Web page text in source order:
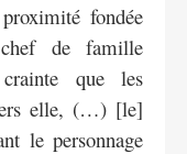
fondée
de famille
que les
elle, (…) [le]
le personnage